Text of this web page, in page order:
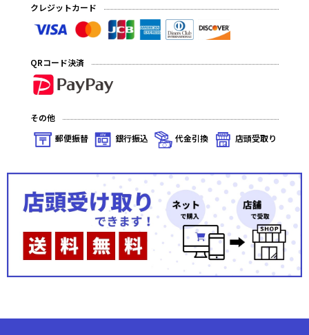
クレジットカード
QRコード決済
その他
郵便振替
銀行振込 代金引換 店頭受取り